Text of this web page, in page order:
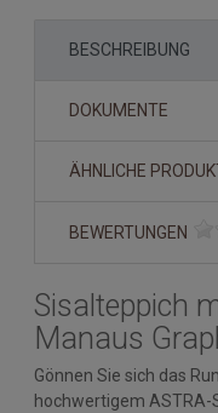
BESCHREIBUNG
DOKUMENTE
ÄHNLICHE
BEWERTUNGEN
Sisalteppich
Manaus
Gönnen Sie sich das
hochwertigem ASTRA-